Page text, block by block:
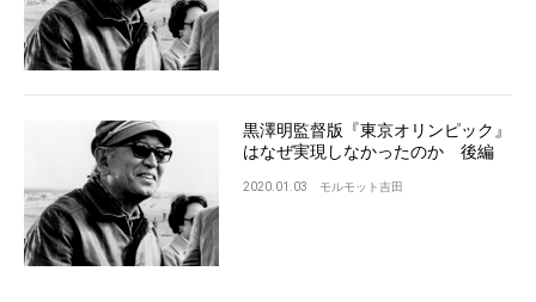
黒澤明監督版『東京オリンピック』
はなぜ実現しなかったのか 後編
2020.01.03 モルモット吉田